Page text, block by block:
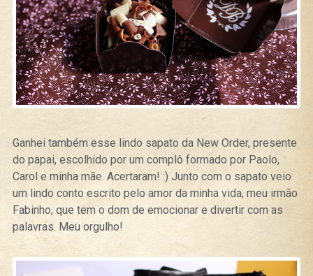
Ganhei também esse lindo sapato da New Order, presente
do papai, escolhido por um complô formado por Paolo,
Carol e minha mãe. Acertaram! :) Junto com o sapato veio
um lindo conto escrito pelo amor da minha vida, meu irmão
Fabinho, que tem o dom de emocionar e divertir com as
palavras. Meu orgulho!